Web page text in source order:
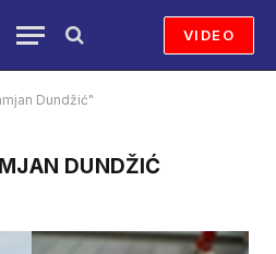
VIDEO
Dundžić"
DUNDŽIĆ